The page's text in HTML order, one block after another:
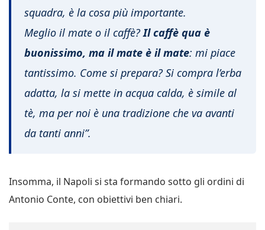
squadra, è la cosa più importante.
Meglio il mate o il caffè?Il caffè qua è
buonissimo, ma il mate è il mate: mi piace
tantissimo. Come si prepara? Si compra l’erba
adatta, la si mette in acqua calda, è simile al
tè, ma per noi è una tradizione che va avanti
da tanti anni”.
Insomma, il Napoli si sta formando sotto gli ordini di
Antonio Conte, con obiettivi ben chiari.